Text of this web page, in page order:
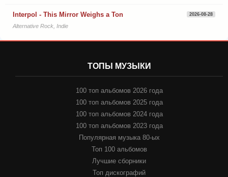
Interpol - This Mirror Weighs a Ton 2026-08-28
Alternative Rock, Indie
ТОПЫ МУЗЫКИ
100 топ альбомов 2026 года
100 топ альбомов 2025 года
100 топ альбомов 2024 года
100 топ альбомов 2023 года
Популярная музыка 80-ых
Топ 100 альбомов
Лучшие сборники
Топ дискографий